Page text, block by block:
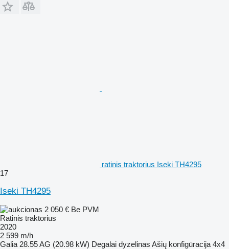
ratinis traktorius Iseki TH4295
17
Iseki TH4295
2 050 € Be PVM
Ratinis traktorius
2020
2 599 m/h
Galia 28.55 AG (20.98 kW) Degalai dyzelinas Ašių konfigūracija 4x4